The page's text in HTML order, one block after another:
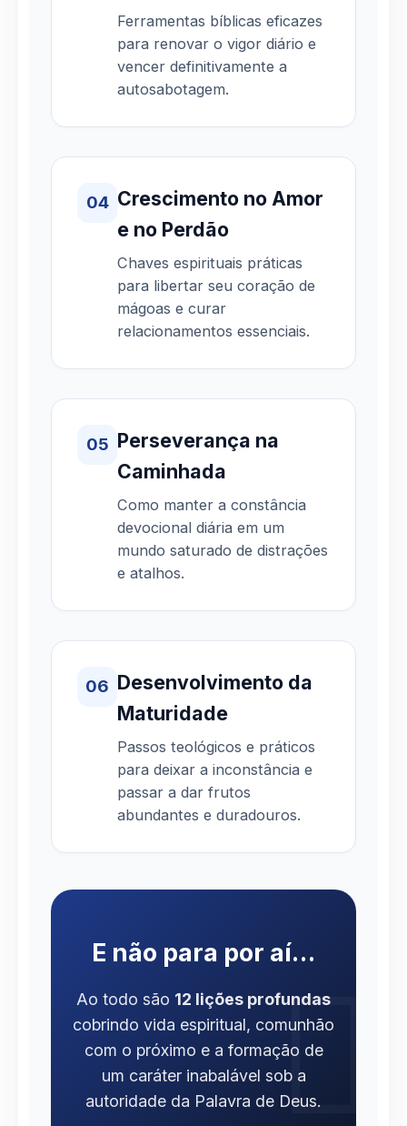
Ferramentas bíblicas eficazes
para renovar o vigor diário e
vencer definitivamente a
autosabotagem.
04 Crescimento no Amor
e no Perdão
Chaves espirituais práticas
para libertar seu coração de
mágoas e curar
relacionamentos essenciais.
05 Perseverança na
Caminhada
Como manter a constância
devocional diária em um
mundo saturado de distrações
e atalhos.
06 Desenvolvimento da
Maturidade
Passos teológicos e práticos
para deixar a inconstância e
passar a dar frutos
abundantes e duradouros.
E não para por aí…
Ao todo são 12 lições profundas
cobrindo vida espiritual, comunhão
com o próximo e a formação de
um caráter inabalável sob a
autoridade da Palavra de Deus.